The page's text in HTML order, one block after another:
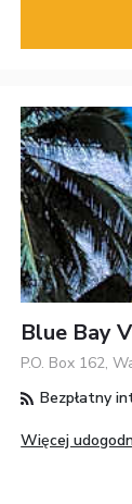
Blue Bay
P.O. Box 162,
Bezpłatny
Więcej